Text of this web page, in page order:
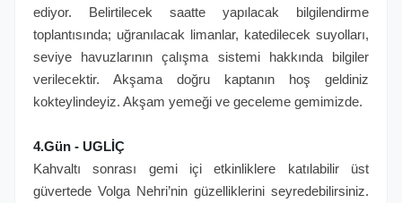
ediyor. Belirtilecek saatte yapılacak bilgilendirme
toplantısında; uğranılacak limanlar, katedilecek suyolları,
seviye havuzlarının çalışma sistemi hakkında bilgiler
verilecektir. Akşama doğru kaptanın hoş geldiniz
kokteylindeyiz. Akşam yemeği ve geceleme gemimizde.
4.Gün - UGLİÇ
Kahvaltı sonrası gemi içi etkinliklere katılabilir üst
güvertede Volga Nehri’nin güzelliklerini seyredebilirsiniz.